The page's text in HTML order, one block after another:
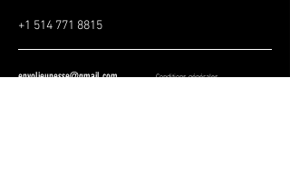
+1 514 771 8815
envoljeunesse@gmail.com
Conditions générales